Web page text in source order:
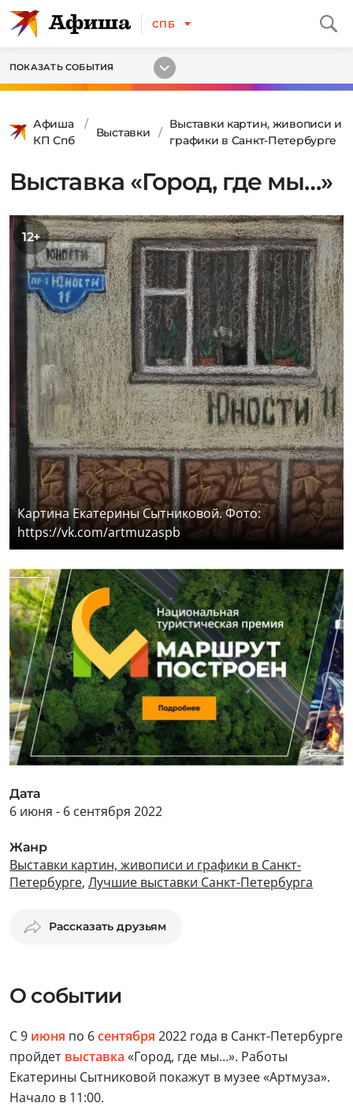
СПБ
ПОКАЗАТЬ СОБЫТИЯ
Афиша
КП Спб
Выставки
Выставки картин, живописи и
графики в Санкт-Петербурге
Выставка «Город, где мы…»
12+
Картина Екатерины Сытниковой. Фото:
https://vk.com/artmuzaspb
Дата
6 июня - 6 сентября 2022
Жанр
Выставки картин, живописи и графики в Санкт-
Петербурге, Лучшие выставки Санкт-Петербурга
Рассказать друзьям
О событии
С 9 июня по 6сентября 2022 года в Санкт-Петербурге
пройдет выставка «Город, где мы…». Работы
Екатерины Сытниковой покажут в музее «Артмуза».
Начало в 11:00.